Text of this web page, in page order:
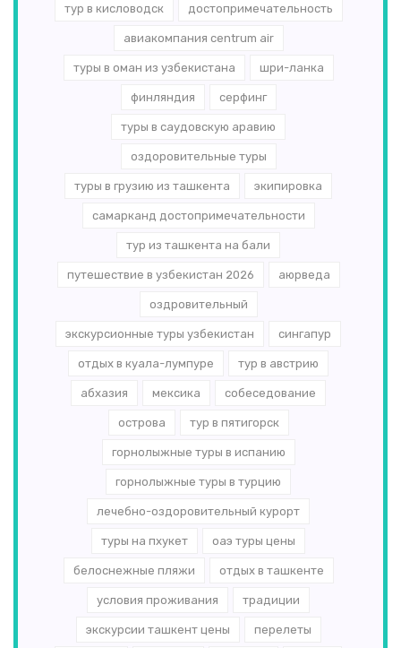
тур в кисловодск достопримечательность
авиакомпания centrum air
туры в оман из узбекистана шри-ланка
финляндия серфинг
туры в саудовскую аравию
оздоровительные туры
туры в грузию из ташкента экипировка
самарканд достопримечательности
тур из ташкента на бали
путешествие в узбекистан 2026 аюрведа
оздровительный
экскурсионные туры узбекистан сингапур
отдых в куала-лумпуре тур в австрию
абхазия мексика собеседование
острова тур в пятигорск
горнолыжные туры в испанию
горнолыжные туры в турцию
лечебно-оздоровительный курорт
туры на пхукет оаэ туры цены
белоснежные пляжи отдых в ташкенте
условия проживания традиции
экскурсии ташкент цены перелеты